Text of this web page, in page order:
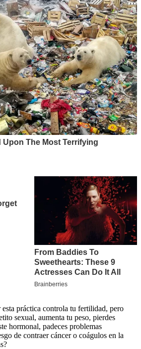
práctica controla tu fertilidad, pero
sexual, aumenta tu peso, pierdes
hormonal, padeces problemas
de contraer cáncer o coágulos en la